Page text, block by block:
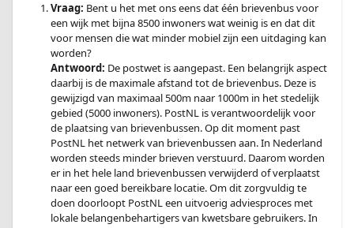
Vraag: Bent u het met ons eens dat één brievenbus voor
een wijk met bijna 8500 inwoners wat weinig is en dat dit
voor mensen die wat minder mobiel zijn een uitdaging kan
worden?
Antwoord: De postwet is aangepast. Een belangrijk aspect
daarbij is de maximale afstand tot de brievenbus. Deze is
gewijzigd van maximaal 500m naar 1000m in het stedelijk
gebied (5000 inwoners). PostNL is verantwoordelijk voor
de plaatsing van brievenbussen. Op dit moment past
PostNL het netwerk van brievenbussen aan. In Nederland
worden steeds minder brieven verstuurd. Daarom worden
er in het hele land brievenbussen verwijderd of verplaatst
naar een goed bereikbare locatie. Om dit zorgvuldig te
doen doorloopt PostNL een uitvoerig adviesproces met
lokale belangenbehartigers van kwetsbare gebruikers. In